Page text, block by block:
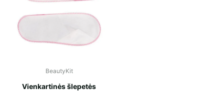
BeautyKit
Vienkartinės šlepetės